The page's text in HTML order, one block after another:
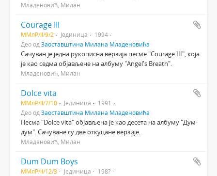
Младеновић, Милан
Courage III
ММлР/II/9/2 Јединица
1994
Део од Заоставштина Милана Младеновића
Сачуван је једна рукописна верзија песме "Courage III", која
је као седма објављене на албуму "Angel's Breath".
Младеновић, Милан
Dolce vita
ММлР/II/7/10 Јединица
1991
Део од Заоставштина Милана Младеновића
Песма "Dolce vita" објављена је као десета на албуму "Дум-
дум". Сачуване су две откуцане верзије.
Младеновић, Милан
Dum Dum Boys
ММлР/II/12/3 Јединица
198?